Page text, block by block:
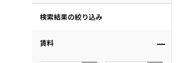
検索結果の絞り込み
賃料